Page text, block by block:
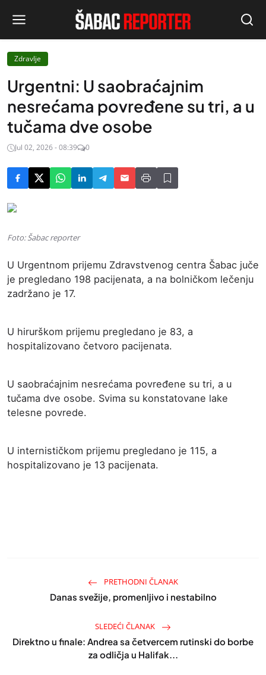
Zdravlje
Urgentni: U saobraćajnim
nesrećama povređene su tri, a u
tučama dve osobe
Jul 02, 2026 - 08:39 0
Foto: Šabac reporter
U Urgentnom prijemu Zdravstvenog centra Šabac juče
je pregledano 198 pacijenata, a na bolničkom lečenju
zadržano je 17.
U hirurškom prijemu pregledano je 83, a
hospitalizovano četvoro pacijenata.
U saobraćajnim nesrećama povređene su tri, a u
tučama dve osobe. Svima su konstatovane lake
telesne povrede.
U internističkom prijemu pregledano je 115, a
hospitalizovano je 13 pacijenata.
PRETHODNI ČLANAK
Danas svežije, promenljivo i nestabilno
SLEDEĆI ČLANAK
Direktno u finale: Andrea sa četvercem rutinski do borbe
za odličja u Halifak...